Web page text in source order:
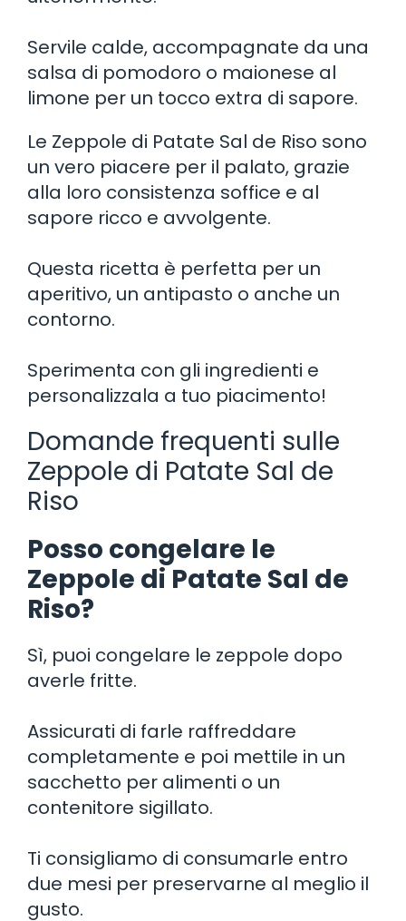
Servile calde, accompagnate da una
salsa di pomodoro o maionese al
limone per un tocco extra di sapore.
Le Zeppole di Patate Sal de Riso sono
un vero piacere per il palato, grazie
alla loro consistenza soffice e al
sapore ricco e avvolgente.
Questa ricetta è perfetta per un
aperitivo, un antipasto o anche un
contorno.
Sperimenta con gli ingredienti e
personalizzala a tuo piacimento!
Domande frequenti sulle
Zeppole di Patate Sal de
Riso
Posso congelare le
Zeppole di Patate Sal de
Riso?
Sì, puoi congelare le zeppole dopo
averle fritte.
Assicurati di farle raffreddare
completamente e poi mettile in un
sacchetto per alimenti o un
contenitore sigillato.
Ti consigliamo di consumarle entro
due mesi per preservarne al meglio il
gusto.